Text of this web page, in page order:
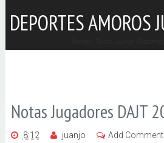
DEPORTES AMOROS
Notas Jugadores DAJT
8:12 juanjo Add Comment